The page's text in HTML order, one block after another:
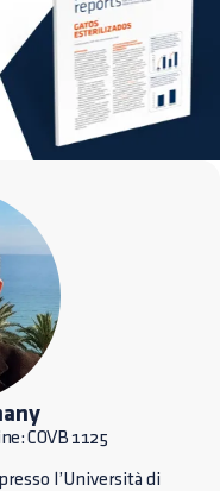
COVB 1125
l’Università di